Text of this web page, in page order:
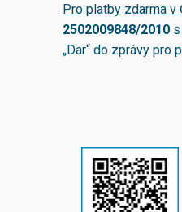
Pro platby zdarma v
2502009848/2010
„Dar“ do zprávy pro